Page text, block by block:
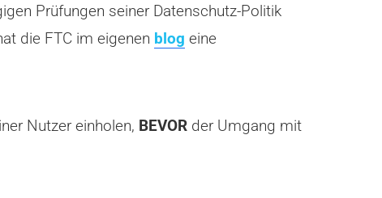
Prüfungen seiner Datenschutz-Politik
die FTC im eigenen blog eine
Nutzer einholen, BEVOR der Umgang mit